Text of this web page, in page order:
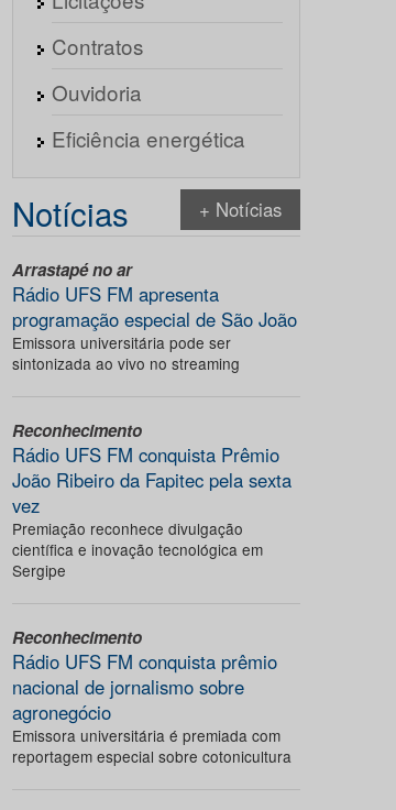
Contratos
Ouvidoria
Eficiência energética
Notícias + Notícias
Arrastapé no ar
Rádio UFS FM apresenta
programação especial de São João
Emissora universitária pode ser
sintonizada ao vivo no streaming
Reconhecimento
Rádio UFS FM conquista Prêmio
João Ribeiro da Fapitec pela sexta
vez
Premiação reconhece divulgação
científica e inovação tecnológica em
Sergipe
Reconhecimento
Rádio UFS FM conquista prêmio
nacional de jornalismo sobre
agronegócio
Emissora universitária é premiada com
reportagem especial sobre cotonicultura